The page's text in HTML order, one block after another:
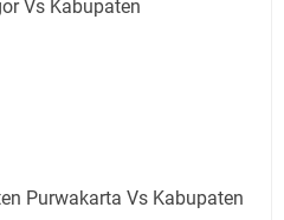
Vs Kabupaten
Purwakarta Vs Kabupaten